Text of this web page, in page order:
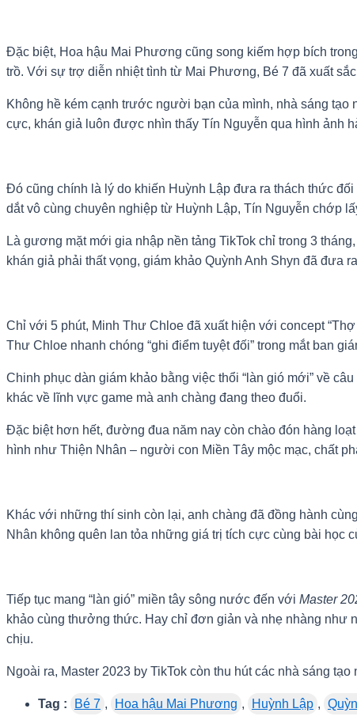
Đặc biệt, Hoa hậu Mai Phương cũng song kiếm hợp bích
trồ. Với sự trợ diễn nhiệt tình từ Mai Phương, Bé 7 đã xuất
Không hề kém cạnh trước người bạn của mình, nhà sáng
cực, khán giả luôn được nhìn thấy Tín Nguyễn qua hình ảnh
Đó cũng chính là lý do khiến Huỳnh Lập đưa ra thách thức
dắt vô cùng chuyên nghiệp từ Huỳnh Lập, Tín Nguyễn chớp
Là gương mặt mới gia nhập nền tảng TikTok chỉ trong 3
khán giả phải thất vọng, giám khảo Quỳnh Anh Shyn đã đưa
Chỉ với 5 phút, Minh Thư Chloe đã xuất hiện với concept
Thư Chloe nhanh chóng “ghi điểm tuyệt đối” trong mắt ban
Chinh phục dàn giám khảo bằng việc thổi “làn gió mới” về
khác về lĩnh vực game mà anh chàng đang theo đuổi.
Đặc biệt hơn hết, đường đua năm nay còn chào đón hàng
hình như Thiện Nhân – người con Miền Tây mộc mạc, chất
Khác với những thí sinh còn lại, anh chàng đã đồng hành
Nhân không quên lan tỏa những giá trị tích cực cùng bài học
Tiếp tục mang “làn gió” miền tây sông nước đến với Master
khảo cùng thưởng thức. Hay chỉ đơn giản và nhẹ nhàng
chịu.
Ngoài ra, Master 2023 by TikTok còn thu hút các nhà sáng
Tag : Bé 7 , Hoa hậu Mai Phương , Huỳnh Lập ,